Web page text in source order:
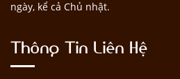
ngày, kể cả Chủ nhật.
Thông Tin Liên Hệ